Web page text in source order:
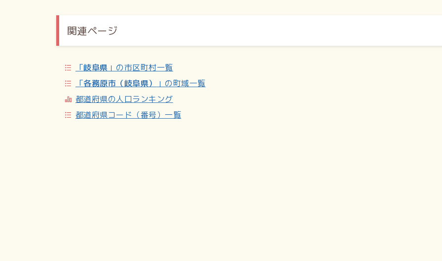
1968年（昭和43年）8月31日、蘇原大島町の一部、那加前洞町の一部をもって蘇原瑞穂町が成立。
1976年（昭和51年）3月27日、蘇原大島町の一部、蘇原島崎町の一部、蘇原古市場町の一部をもって蘇原赤羽根
成立／1978年（昭和53年）12月16日、蘇原大島町の一部、蘇原宮代町及び岐阜市岩滝の一部をもって蘇原宮塚町
1979年（昭和54年）1月20日、那加前洞町の一部、蘇原大島町の一部、蘇原宮代町の一部、那加新加納外六ヶ所
入会地の一部をもって那加北洞町が成立。
関連ページ
「岐阜県 」の市区町村一覧
「各務原市（岐阜県）
」の町域一覧
都道府県の人口ランキング
都道府県コード（番号）一覧